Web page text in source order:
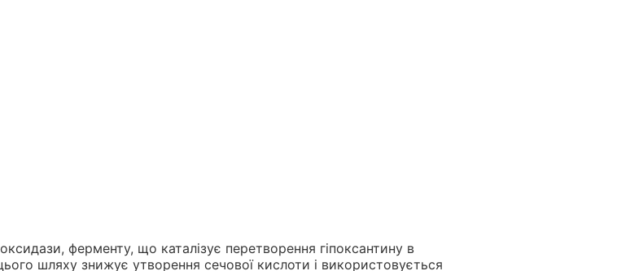
ферменту, що каталізує перетворення гіпоксантину в
шляху знижує утворення сечової кислоти і використовується